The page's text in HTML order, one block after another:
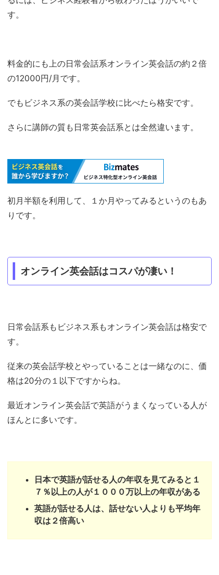
す。
料金的にも上の日常会話系オンライン英会話の約２倍
の12000円/月です。
でもビジネス系の英会話学校に比べたら格安です。
さらに講師の質も日常英会話系とは全然違います。
初月半額を利用して、１か月やってみるというのもあ
りです。
オンライン英会話はコスパが凄い！
日常会話系もビジネス系もオンライン英会話は格安で
す。
従来の英会話学校とやっていることは一緒なのに、価
格は20分の１以下ですからね。
最近オンライン英会話で英語がうまくなっている人が
ほんとに多いです。
日本で英語が話せる人の年収を見てみると１
７％以上の人が１０００万以上の年収がある
英語が話せる人は、話せない人よりも平均年
収は２倍高い